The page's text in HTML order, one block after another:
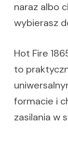
naraz albo
wybierasz
Hot Fire
to
formacie i
zasilania w